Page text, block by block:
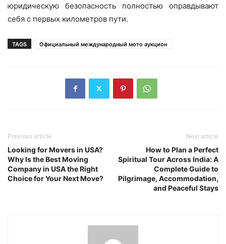
юридическую безопасность полностью оправдывают
себя с первых километров пути.
TAGS Официальный международный мото аукцион
Previous article
Looking for Movers in USA?
Why Is the Best Moving
Company in USA the Right
Choice for Your Next Move?
Next article
How to Plan a Perfect
Spiritual Tour Across India: A
Complete Guide to
Pilgrimage, Accommodation,
and Peaceful Stays